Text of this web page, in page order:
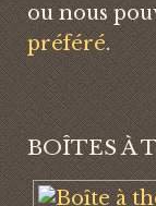
ou nous
préféré.
BOÎTES À